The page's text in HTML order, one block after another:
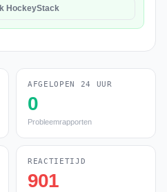
HockeyStack
AFGELOPEN 24 UUR
0
Probleemrapporten
REACTIETIJD
901